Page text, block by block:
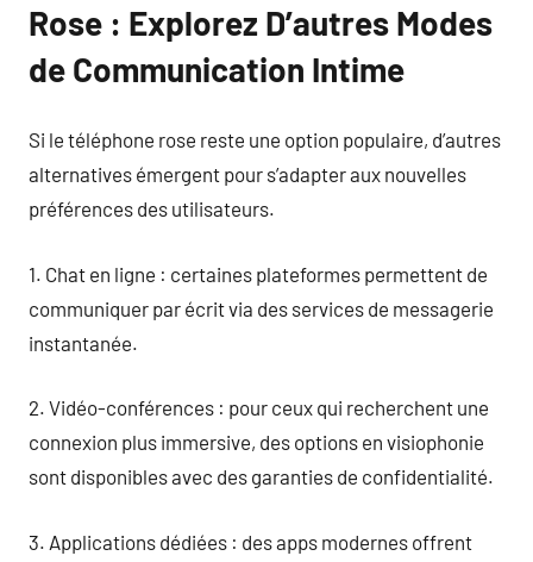
Rose : Explorez D’autres Modes
de Communication Intime
Si le téléphone rose reste une option populaire, d’autres
alternatives émergent pour s’adapter aux nouvelles
préférences des utilisateurs.
1. Chat en ligne : certaines plateformes permettent de
communiquer par écrit via des services de messagerie
instantanée.
2. Vidéo-conférences : pour ceux qui recherchent une
connexion plus immersive, des options en visiophonie
sont disponibles avec des garanties de confidentialité.
3. Applications dédiées : des apps modernes offrent